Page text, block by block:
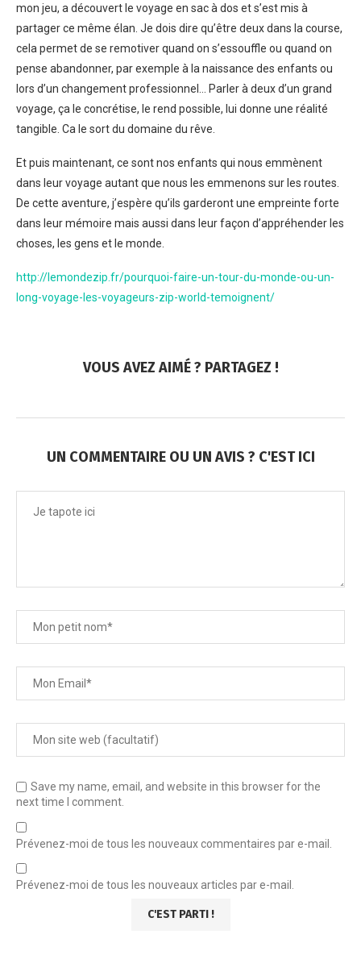
mon jeu, a découvert le voyage en sac à dos et s’est mis à
partager ce même élan. Je dois dire qu’être deux dans la course,
cela permet de se remotiver quand on s’essouffle ou quand on
pense abandonner, par exemple à la naissance des enfants ou
lors d’un changement professionnel… Parler à deux d’un grand
voyage, ça le concrétise, le rend possible, lui donne une réalité
tangible. Ca le sort du domaine du rêve.
Et puis maintenant, ce sont nos enfants qui nous emmènent
dans leur voyage autant que nous les emmenons sur les routes.
De cette aventure, j’espère qu’ils garderont une empreinte forte
dans leur mémoire mais aussi dans leur façon d’appréhender les
choses, les gens et le monde.
http://lemondezip.fr/pourquoi-faire-un-tour-du-monde-ou-un-
long-voyage-les-voyageurs-zip-world-temoignent/
VOUS AVEZ AIMÉ ? PARTAGEZ !
UN COMMENTAIRE OU UN AVIS ? C'EST ICI
Save my name, email, and website in this browser for the
next time I comment.
Prévenez-moi de tous les nouveaux commentaires par e-mail.
Prévenez-moi de tous les nouveaux articles par e-mail.